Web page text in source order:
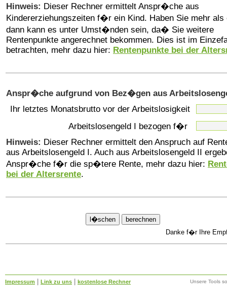
Hinweis: Dieser Rechner ermittelt Anspr�che aus
Kindererziehungszeiten f�r ein Kind. Haben Sie mehr als
dann kann es unter Umst�nden sein, da� Sie weitere
Rentenpunkte angerechnet bekommen. Dies ist im
betrachten, mehr dazu hier: Rentenpunkte bei der
Anspr�che aufgrund von Bez�gen aus
Ihr letztes Monatsbrutto vor der Arbeitslosigkeit
Arbeitslosengeld I bezogen f�r
Hinweis: Dieser Rechner ermittelt den Anspruch auf
aus Arbeitslosengeld I. Auch aus Arbeitslosengeld II
Anspr�che f�r die sp�tere Rente, mehr dazu hier:
bei der Altersrente.
Danke f�r Ihre
Impressum Link zu uns kostenlose Rechner Unsere Tools